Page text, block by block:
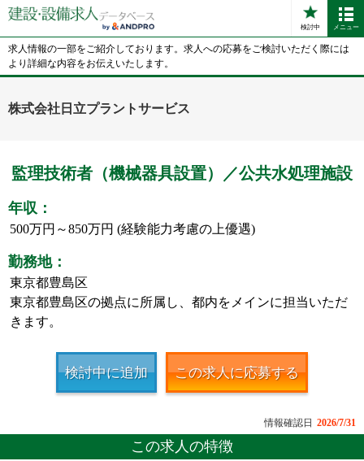
検討中 メニュー
求人情報の一部をご紹介しております。求人への応募をご検討いただく際には
より詳細な内容をお伝えいたします。
株式会社日立プラントサービス
監理技術者（機械器具設置）／公共水処理施設
年収：
500万円～850万円 (経験能力考慮の上優遇)
勤務地：
東京都豊島区
東京都豊島区の拠点に所属し、都内をメインに担当いただ
きます。
検討中に追加 この求人に応募する
情報確認日 2026/7/31
この求人の特徴